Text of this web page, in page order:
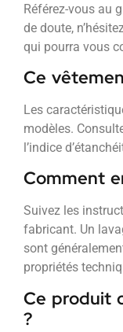
Référez-vous au
de doute,
qui pourra vous
Ce
Les
modèles.
l’indice
Comment
Suivez les
fabricant. Un
sont
propriétés
Ce produit
?